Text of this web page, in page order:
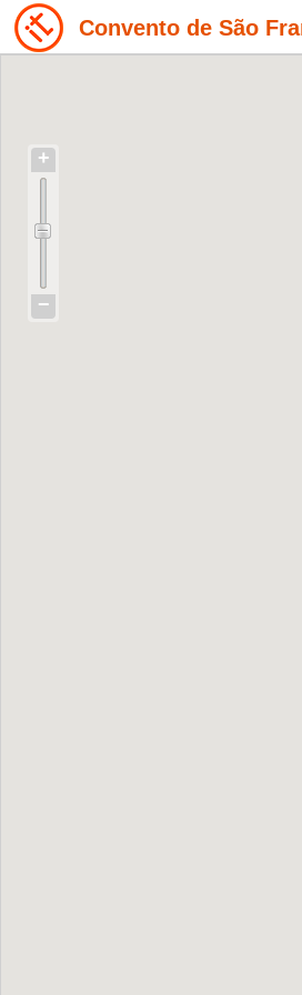
Convento de São
+
−